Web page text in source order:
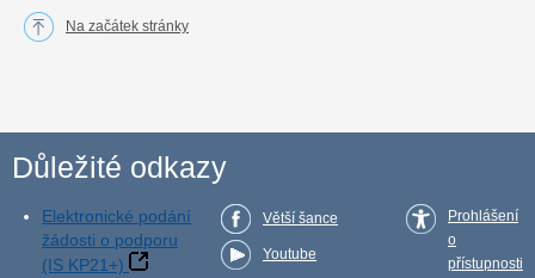
Na začátek stránky
Důležité odkazy
Elektronické podání
žádosti o podporu
(IS KP21+)
Větší šance
Youtube
Prohlášení
o
přístupnosti